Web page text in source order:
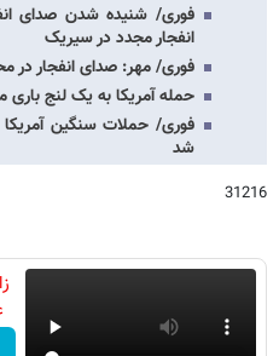
فوری/ شنیده شدن صدای
انفجار مجدد در سیریک
فوری/ مهر: صدای انفجار در
حمله آمریکا به یک لنج
فوری/ حملات سنگین
شد
31216